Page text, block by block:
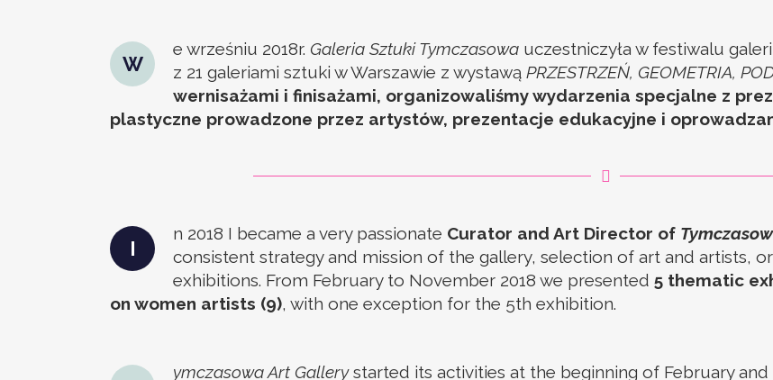
W
e wrześniu 2018r. Galeria Sztuki Tymczasowa uczestniczyła w festiwalu
z 21 galeriami sztuki w Warszawie z wystawą PRZESTRZEŃ, GEOMETRIA,
wernisażami i finisażami, organizowaliśmy wydarzenia specjalne z
plastyczne prowadzone przez artystów, prezentacje edukacyjne i
I
n 2018 I became a very passionate Curator and Art Director of
consistent strategy and mission of the gallery, selection of art and artists,
exhibitions. From February to November 2018 we presented 5 thematic
on women artists (9), with one exception for the 5th exhibition.
ymczasowa Art Gallerystarted its activities at the beginning of February and